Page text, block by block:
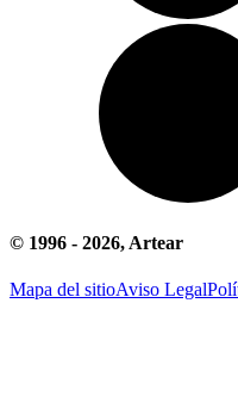
© 1996 - 2026, Artear
Mapa del sitioAviso Legal